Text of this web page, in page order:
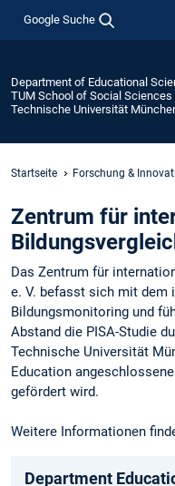
Google Suche
Department of Educational
TUM School of Social Sciences
Technische Universität
Startseite Forschung &
Zentrum für
Das Zentrum für
e. V. befasst sich mit dem
Bildungsmonitoring und
Abstand die PISA-Studie
Technische Universität
Education
gefördert wird.
Weitere Informationen
Department